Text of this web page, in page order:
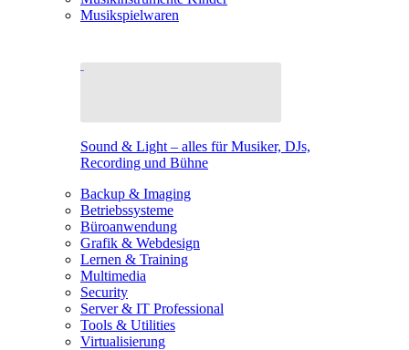
Musikspielwaren
Sound & Light – alles für Musiker, DJs,
Recording und Bühne
Backup & Imaging
Betriebssysteme
Büroanwendung
Grafik & Webdesign
Lernen & Training
Multimedia
Security
Server & IT Professional
Tools & Utilities
Virtualisierung